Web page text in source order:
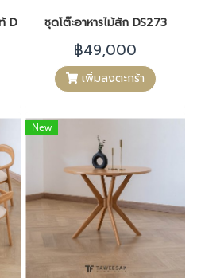
ชุดโต๊ะอาหารไม้สัก DS273
฿49,000
เพิ่มลงตะกร้า
New